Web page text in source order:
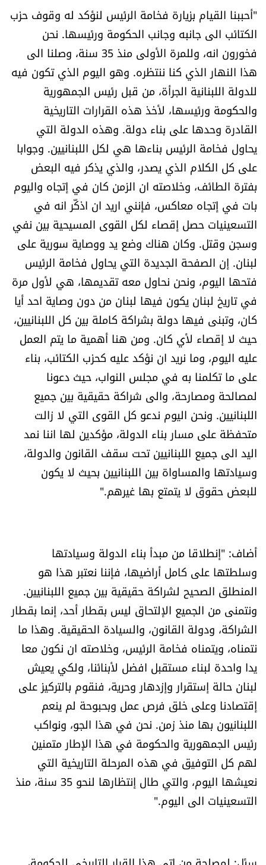
سجالات
صحّة وصحن
الرياضة
منوّعات
حظّك اليوم
للتاريخ
فيديو
من نحن
للتواصل معنا
شروط الاستخدام
شروط الإشتراك
Digital solutions by
"أحببنا القيام بزيارة فخامة الرئيس لنؤكد له وقوف حزب
الكتائب الى جانبه وجانب الحكومة ورئيسها. نحن
فخورون انه، وللمرة الأولى منذ 35 سنة، وصلنا الى
هذا النهار الذي كنا ننتظره. وهو اليوم الذي تكون فيه
للدولة اللبنانية الجرأة، من قبل رئيس الجمهورية
والحكومة ورئيسها، لأخذ هذه القرارات التاريخية
القادرة وحدها على بناء دولة. وهذه الدولة التي
يحاول فخامة الرئيس بناءها هي لكل اللبنانيين. وجوابا
على كل الكلام الذي يصدر، والذي يذكر فيه البعض
بفترة الطائف، وخلاصته ان الزمن كان في إتجاه واليوم
بات في إتجاه معاكس، فإنني اريد ان اذكّر انه في
التسعينيات حصل إقصاء لكل القوى المسيحية بين نفي
وسجن وقتل. وكان هناك وضع يد ووصاية سورية على
لبنان. إن الصفحة الجديدة التي يحاول فخامة الرئيس
فتحها اليوم، ونحن نحاول معه تقديمها، هي لأول مرة
في تاريخ لبنان يكون فيها لبنان من دون وصاية احد أيا
كان، وتبنى فيها دولة بشراكة كاملة بين كل اللبنانيين،
حيث لا إقصاء لأي كان. ومن هنا أهمية ما يتم العمل
عليه اليوم، وما نريد ان نؤكد عليه كحزب الكتائب، بناء
على ما تكلمنا به في مجلس النواب، حيث دعونا
لمصالحة ومصارحة، والى شراكة حقيقية بين جميع
اللبنانيين. ونحن اليوم ندعو كل القوى التي لا زالت
متحفظة على مسار بناء الدولة، مؤكدين لها اننا نمد
اليد الى جميع اللبنانيين تحت سقف القانون والدولة،
وسيادتها والمساواة بين اللبنانيين بحيث لا يكون
للبعض حقوق لا يتمتع بها غيرهم."
أضاف: "إنطلاقا من مبدأ بناء الدولة وسيادتها
وسلطتها على كامل أراضيها، فإننا نعتبر هذا هو
المنطلق الصحيح لشراكة حقيقية بين جميع اللبنانيين.
ونتمنى من الجميع الإلتحاق ليس بقطار أحد، إنما بقطار
الشراكة، ودولة القانون، والسيادة الحقيقية. وهذا ما
نتمناه، ويتمناه فخامة الرئيس، وخلاصته ان نكون معا
يدا واحدة لبناء مستقبل افضل لأبنائنا، ولكي يعيش
لبنان حالة إستقرار وإزدهار وحرية، فنقوم بالتركيز على
إقتصادنا وعلى خلق فرص عمل وبحبوحة لم ينعم
اللبنانيون بها منذ زمن. نحن في هذا الجو، ونواكب
رئيس الجمهورية والحكومة في هذا الإطار متمنين
لهم كل التوفيق في هذه المرحلة التاريخية التي
نعيشها اليوم، والتي طال إنتظارها لنحو 35 سنة، منذ
التسعينيات الى اليوم."